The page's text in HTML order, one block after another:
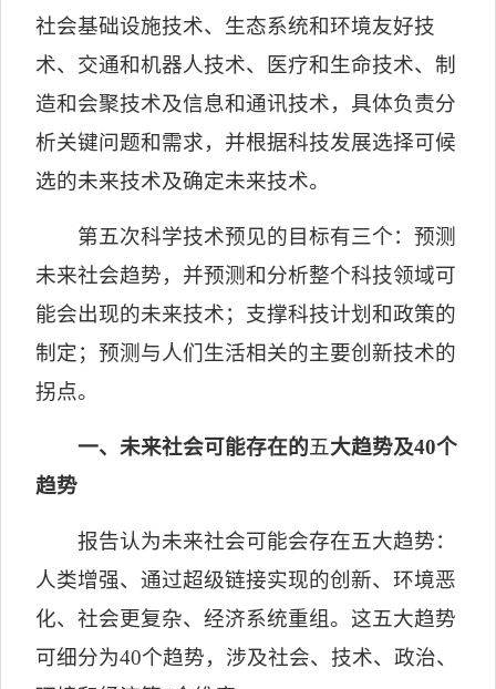
社会基础设施技术、生态系统和环境友好技
术、交通和机器人技术、医疗和生命技术、制
造和会聚技术及信息和通讯技术，具体负责分
析关键问题和需求，并根据科技发展选择可候
选的未来技术及确定未来技术。
第五次科学技术预见的目标有三个：预测
未来社会趋势，并预测和分析整个科技领域可
能会出现的未来技术；支撑科技计划和政策的
制定；预测与人们生活相关的主要创新技术的
拐点。
一、未来社会可能存在的五大趋势及40个
趋势
报告认为未来社会可能会存在五大趋势：
人类增强、通过超级链接实现的创新、环境恶
化、社会更复杂、经济系统重组。这五大趋势
可细分为40个趋势，涉及社会、技术、政治、